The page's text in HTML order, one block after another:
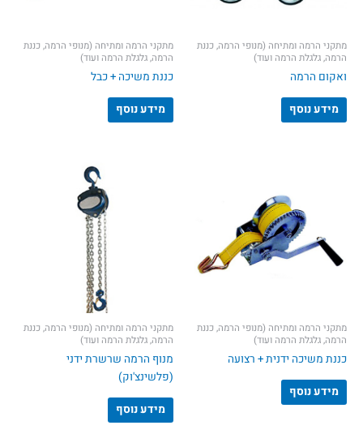
מתקני הרמה ומתיחה (מנופי הרמה, כננת
הרמה, גלגלת הרמה ועוד)
ואקום הרמה
מידע נוסף
מתקני הרמה ומתיחה (מנופי הרמה, כננת
הרמה, גלגלת הרמה ועוד)
כננת משיכה + כבל
מידע נוסף
מתקני הרמה ומתיחה (מנופי הרמה, כננת
הרמה, גלגלת הרמה ועוד)
כננת משיכה ידנית + רצועה
מידע נוסף
מתקני הרמה ומתיחה (מנופי הרמה, כננת
הרמה, גלגלת הרמה ועוד)
מנוף הרמה שרשרת ידני
(פלשינצ'וק)
מידע נוסף